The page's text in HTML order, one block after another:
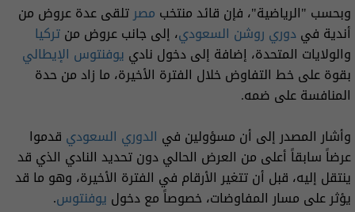
وبحسب "الرياضية"، فإن قائد منتخب مصرتلقى عدة عروض من
أندية فيدوري روشن السعودي، إلى جانب عروض منتركيا
والولايات المتحدة، إضافة إلى دخول نادي يوفنتوس الإيطالي
بقوة على خط التفاوض خلال الفترة الأخيرة، ما زاد من حدة
المنافسة على ضمه.
وأشار المصدر إلى أن مسؤولين في الدوري السعودي قدموا
عرضاً سابقاً أعلى من العرض الحالي دون تحديد النادي الذي قد
ينتقل إليه، قبل أن تتغير الأرقام في الفترة الأخيرة، وهو ما قد
يؤثر على مسار المفاوضات، خصوصاً مع دخول يوفنتوس.